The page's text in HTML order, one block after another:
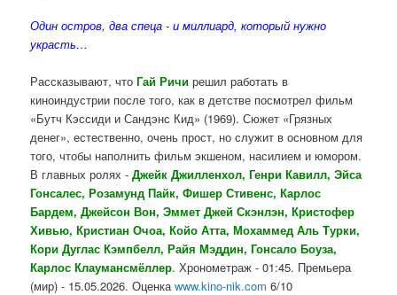
Один остров, два спеца - и миллиард, который нужно
украсть…
Рассказывают, чтоГай Ричи решил работать в
киноиндустрии после того, как в детстве посмотрел фильм
«Бутч Кэссиди и Сандэнс Кид» (1969). Сюжет «Грязных
денег», естественно, очень прост, но служит в основном для
того, чтобы наполнить фильм экшеном, насилием и юмором.
В главных ролях -Джейк Джилленхол, Генри Кавилл, Эйса
Гонсалес, Розамунд Пайк, Фишер Стивенс, Карлос
Бардем, Джейсон Вон, Эммет Джей Скэнлэн, Кристофер
Хивью, Кристиан Очоа, Койо Атта, Мохаммед Аль Турки,
Кори Дуглас Кэмпбелл, Райя Мэддин, Гонсало Боуза,
Карлос Клаумансмёллер. Хронометраж - 01:45. Премьера
(мир) - 15.05.2026. Оценкаwww.kino-nik.com 6/10